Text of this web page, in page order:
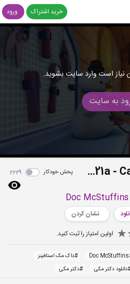
خرید اشتراک ورود
نیاز است وارد سایت بشوید.
به سایت
S01E21a - Caught Blue Handed پخش خودکار 2229
نشان کردن
اولین امتیاز را ثبت کنید.
Doc McStuffins
#داک مک استافینز
دانلود دکتر مکی #دکتر مکی